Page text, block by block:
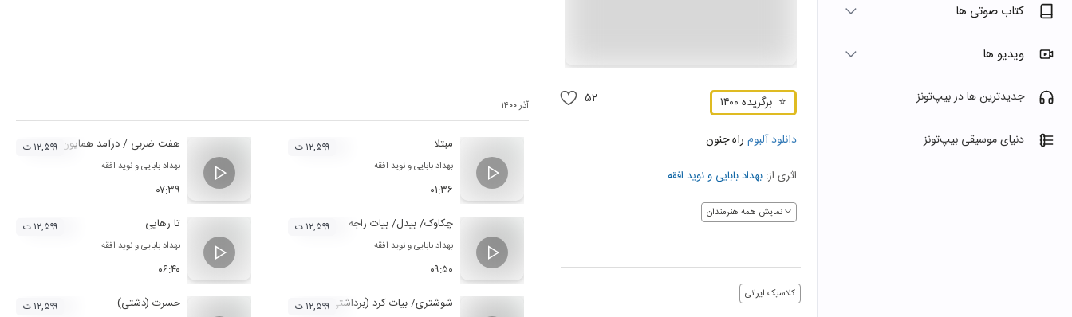
کتاب صوتی ها
ویدیو ها
جدیدترین ها در بیپ‌تونز
دنیای موسیقی بیپ‌تونز
⭐ برگزیده ۱۴۰۰
دانلود آلبوم راه جنون
اثری از: بهداد بابایی ونوید افقه
نمایش همه هنرمندان
۵۲
کلاسیک ایرانی
آذر ۱۴۰۰
مبتلا
بهداد باباییونوید افقه
۰۱:۳۶
۱۲,۵۹۹ ت هفت ضربی / درآمد همایون
بهداد باباییونوید افقه
۰۷:۳۹
۱۲,۵۹۹ ت
چکاوک/ بیدل/ بیات راجه
بهداد باباییونوید افقه
۰۹:۵۰
۱۲,۵۹۹ ت تا رهایی
بهداد باباییونوید افقه
۰۶:۴۰
۱۲,۵۹۹ ت
شوشتری/ بیات کرد (برداشتی از ملودی هه وله از خطه کردستان)
۱۲,۵۹۹ ت حسرت (دشتی) ۱۲,۵۹۹ ت